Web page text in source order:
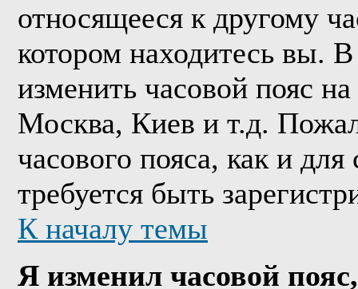
относящееся к другому
котором находитесь вы.
изменить часовой пояс
Москва, Киев и т.д.
часового пояса, как и
требуется быть
К началу темы
Я изменил часовой